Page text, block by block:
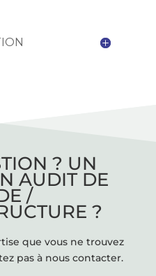
? UN
AUDIT DE
/
?
que vous ne trouvez
pas à nous contacter.